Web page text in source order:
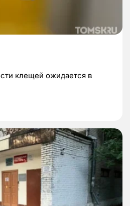
клещей ожидается в